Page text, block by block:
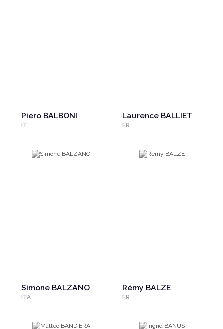
Piero BALBONI
IT
Laurence BALLIET
FR
Simone BALZANO
ITA
Rémy BALZE
FR